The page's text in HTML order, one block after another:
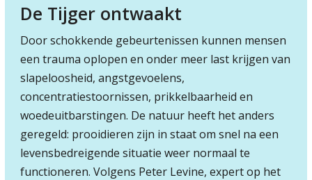
De Tijger ontwaakt
Door schokkende gebeurtenissen kunnen mensen
een trauma oplopen en onder meer last krijgen van
slapeloosheid, angstgevoelens,
concentratiestoornissen, prikkelbaarheid en
woedeuitbarstingen. De natuur heeft het anders
geregeld: prooidieren zijn in staat om snel na een
levensbedreigende situatie weer normaal te
functioneren. Volgens Peter Levine, expert op het